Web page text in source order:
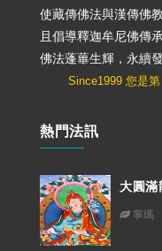
使藏傳佛法與漢傳佛
且倡導釋迦牟尼佛傳
佛法蓬蓽生輝，永續發
Since1999 您是第
熱門法訊
大圓滿
寧瑪